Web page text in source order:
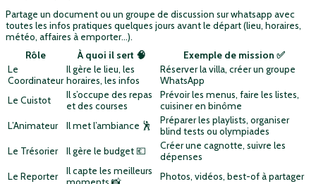
Partage un document ou un groupe de discussion sur whatsapp avec
toutes les infos pratiques quelques jours avant le départ (lieu, horaires,
météo, affaires à emporter…).
Rôle
À quoi il sert 🧠
Exemple de mission ✅
Le
Coordinateur
Il gère le lieu, les
horaires, les infos
Réserver la villa, créer un groupe
WhatsApp
Le Cuistot
Il s’occupe des repas
et des courses
Prévoir les menus, faire les listes,
cuisiner en binôme
L’Animateur
Il met l’ambiance 🕺
Préparer les playlists, organiser
blind tests ou olympiades
Le Trésorier
Il gère le budget 💶
Créer une cagnotte, suivre les
dépenses
Le Reporter
Il capte les meilleurs
moments 📸
Photos, vidéos, best-of à partager